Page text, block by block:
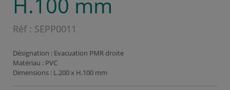
Réf : SEPP0011
Désignation : Evacuation PMR droite
Matériau : PVC
Dimensions : L.200 x H.100 mm